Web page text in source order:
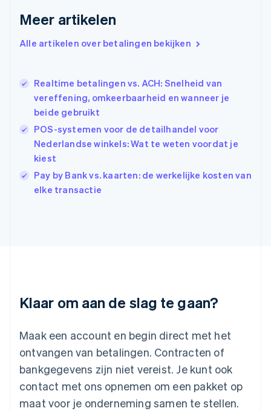
Meer artikelen
Alle artikelen over betalingen bekijken
Realtime betalingen vs. ACH: Snelheid van
vereffening, omkeerbaarheid en wanneer je
beide gebruikt
POS-systemen voor de detailhandel voor
Nederlandse winkels: Wat te weten voordat je
kiest
Pay by Bank vs. kaarten: de werkelijke kosten van
elke transactie
Klaar om aan de slag te gaan?
Maak een account en begin direct met het
ontvangen van betalingen. Contracten of
bankgegevens zijn niet vereist. Je kunt ook
contact met ons opnemen om een pakket op
maat voor je onderneming samen te stellen.
Griekenland
Hongarije
English简体中文
Ierland
English
English
Italië
Italiano
日本語English
Kroatië
FrançaisDeutschEnglish
English
Malta
English
Mexico
Nederland
NederlandsEnglish